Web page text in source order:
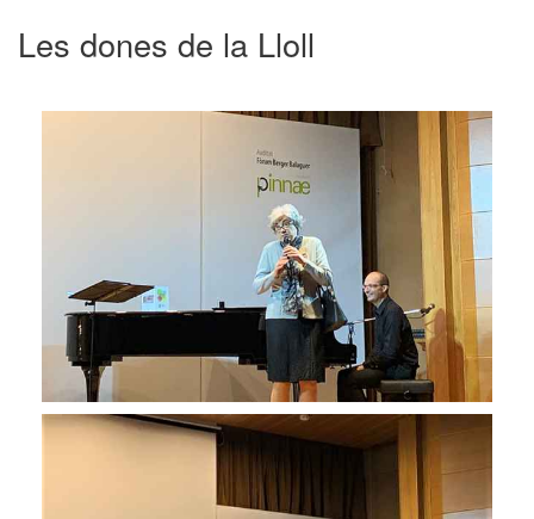
Les dones de la Lloll